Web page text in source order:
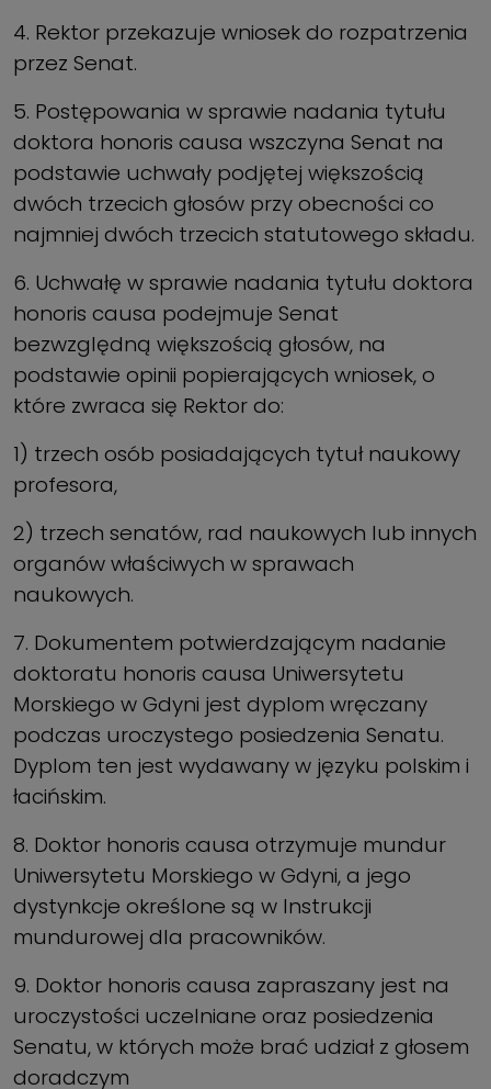
4. Rektor przekazuje wniosek do rozpatrzenia
przez Senat.
5. Postępowania w sprawie nadania tytułu
doktora honoris causa wszczyna Senat na
podstawie uchwały podjętej większością
dwóch trzecich głosów przy obecności co
najmniej dwóch trzecich statutowego składu.
6. Uchwałę w sprawie nadania tytułu doktora
honoris causa podejmuje Senat
bezwzględną większością głosów, na
podstawie opinii popierających wniosek, o
które zwraca się Rektor do:
1) trzech osób posiadających tytuł naukowy
profesora,
2) trzech senatów, rad naukowych lub innych
organów właściwych w sprawach
naukowych.
7. Dokumentem potwierdzającym nadanie
doktoratu honoris causa Uniwersytetu
Morskiego w Gdyni jest dyplom wręczany
podczas uroczystego posiedzenia Senatu.
Dyplom ten jest wydawany w języku polskim i
łacińskim.
8. Doktor honoris causa otrzymuje mundur
Uniwersytetu Morskiego w Gdyni, a jego
dystynkcje określone są w Instrukcji
mundurowej dla pracowników.
9. Doktor honoris causa zapraszany jest na
uroczystości uczelniane oraz posiedzenia
Senatu, w których może brać udział z głosem
doradczym